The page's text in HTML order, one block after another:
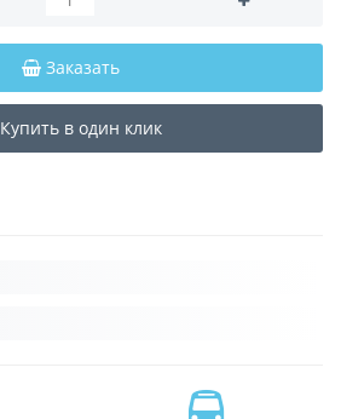
Заказать
Купить в один клик